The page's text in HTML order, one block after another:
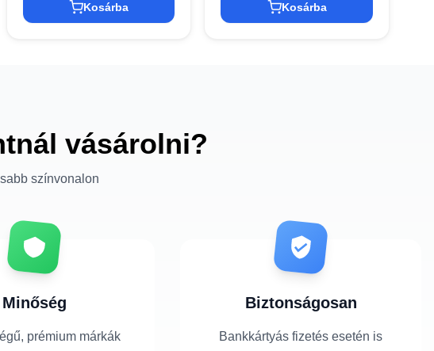
Kosárba Kosárba
vásárolni?
színvonalon
Minőség
prémium márkák
Biztonságosan
Bankkártyás fizetés esetén is